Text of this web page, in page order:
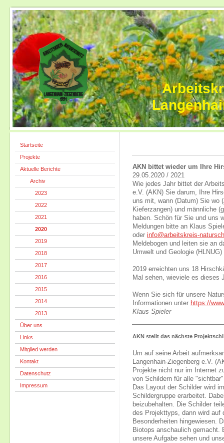
Startseite
Projekte
Aktuelle Berichte
Archiv
2023
2022
2021
2020
2019
2018
2017
2016
2015
2014
2013
Über uns
Links
Mitglied werden
Kontakt
Datenschutz
Impressum
AKN bittet wieder um Ihre
29.05.2020 / 2021
Wie jedes Jahr bittet der
e.V. (AKN) Sie darum, Ihre
uns mit, wann (Datum) Sie wo
Kieferzangen) und männliche
haben. Schön für Sie und uns
Meldungen bitte an Klaus
oder info@arbeitskreis-
Meldebogen und leiten sie an
Umwelt und Geologie (HLNUG)
2019 erreichten uns 18
Mal sehen, wieviele es dieses
Wenn Sie sich für unsere
Informationen unter https://
Klaus Spieler
AKN stellt das nächste
Um auf seine Arbeit
Langenhain-Ziegenberg e.V.
Projekte nicht nur im Internet
von Schildern für alle
Das Layout der Schilder wird
Schildergruppe erarbeitet.
beizubehalten. Die Schilder
des Projekttyps, dann wird auf
Besonderheiten hingewiesen.
Biotops anschaulich gemacht.
unsere Aufgabe sehen und